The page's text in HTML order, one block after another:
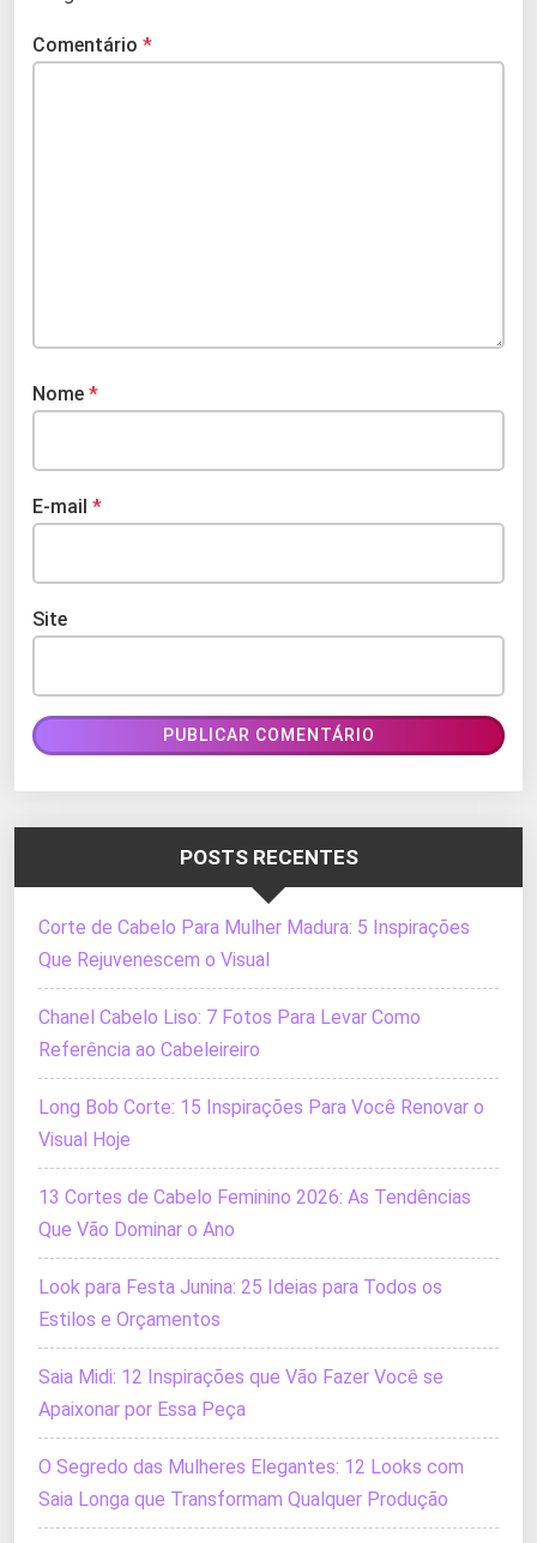
Comentário *
Nome *
E-mail *
Site
POSTS RECENTES
Corte de Cabelo Para Mulher Madura: 5 Inspirações
Que Rejuvenescem o Visual
Chanel Cabelo Liso: 7 Fotos Para Levar Como
Referência ao Cabeleireiro
Long Bob Corte: 15 Inspirações Para Você Renovar o
Visual Hoje
13 Cortes de Cabelo Feminino 2026: As Tendências
Que Vão Dominar o Ano
Look para Festa Junina: 25 Ideias para Todos os
Estilos e Orçamentos
Saia Midi: 12 Inspirações que Vão Fazer Você se
Apaixonar por Essa Peça
O Segredo das Mulheres Elegantes: 12 Looks com
Saia Longa que Transformam Qualquer Produção